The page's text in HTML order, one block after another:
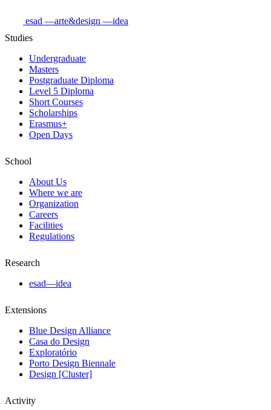
esad —arte&design —idea
Studies
Undergraduate
Masters
Postgraduate Diploma
Level 5 Diploma
Short Courses
Scholarships
Erasmus+
Open Days
School
About Us
Where we are
Organization
Careers
Facilities
Regulations
Research
esad—idea
Extensions
Blue Design Alliance
Casa do Design
Exploratório
Porto Design Biennale
Design [Cluster]
Activity